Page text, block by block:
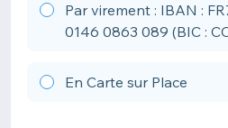
Par virement : IBAN :
0146 0863 089 (BIC :
En Carte sur Place